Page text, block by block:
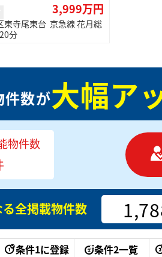
3,999万円
東寺尾東台 京急線 花月総
分
件数が大幅ア
物件数
全掲載物件数
条件1に登録 条件2一覧